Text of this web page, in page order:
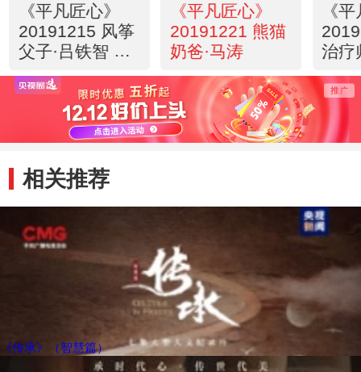
《平凡匠心》
20191215 风筝
父子·吕铁智 吕
《平凡匠心》
20191221 熊猫
奶爸·马涛
《
治疗
相关推荐
《传承》（智慧篇）